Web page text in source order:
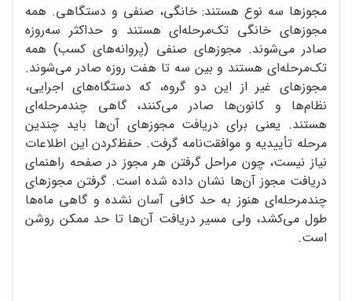
مجوزها سه‌ نوع هستند: خانگی، صنفی و دستگاهی. همه
مجوزهای خانگی تک‌مرحله‌ای هستند و حداکثر سه‌روزه
صادر می‌شوند. مجوزهای صنفی (پروانه‌های کسب) همه
تک‌مرحله‌ای هستند و بین سه تا هفت روزه صادر می‌شوند.
مجوزهای غیر از این دو گروه، که دستگاه‌های اجرایی،
نظام‌ها و کانون‌ها صادر می‌‌کنند، گاهی چندمرحله‌ای
هستند. یعنی برای دریافت مجوزهای آن‌ها باید چندین
مرحله تأییدیه و موافقت‌نامه گرفت. حفظ‌کردن این اطلاعات
نیاز نیست، چون مراحل گرفتن هر مجوز در صفحه راهنمای
دریافت مجوز آن‌ها نشان داده شده است. گرفتن مجوزهای
چندمرحله‌ای هنوز به حد کافی آسان نشده و گاهی ماه‌ها
طول می‌کشد، ولی مسیر دریافت آن‌ها تا حد ممکن روشن
است.